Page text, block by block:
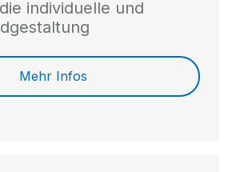
individuelle und
Mehr Infos